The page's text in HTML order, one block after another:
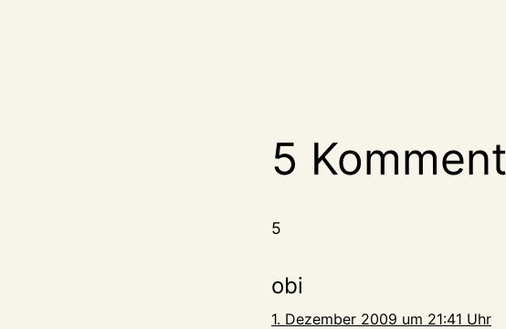
5
5
obi
1. Dezember 2009 um 21:41 Uhr